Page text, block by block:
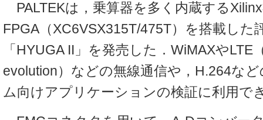
PALTEKは，乗算器を多く内蔵する
FPGA（XC6VSX315T/475T）を搭載した
「HYUGA II」を発売した．WiMAXやLTE
evolution）などの無線通信や，H.264な
ム向けアプリケーションの検証に利用で